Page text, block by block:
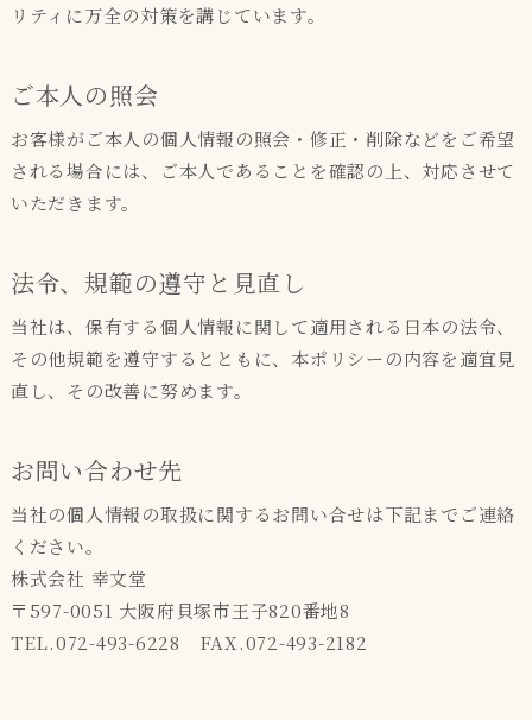
リティに万全の対策を講じています。
ご本人の照会
お客様がご本人の個人情報の照会・修正・削除などをご希望
される場合には、ご本人であることを確認の上、対応させて
いただきます。
法令、規範の遵守と見直し
当社は、保有する個人情報に関して適用される日本の法令、
その他規範を遵守するとともに、本ポリシーの内容を適宜見
直し、その改善に努めます。
お問い合わせ先
当社の個人情報の取扱に関するお問い合せは下記までご連絡
ください。
株式会社 幸文堂
〒597-0051 大阪府貝塚市王子820番地8
TEL.072-493-6228 FAX.072-493-2182